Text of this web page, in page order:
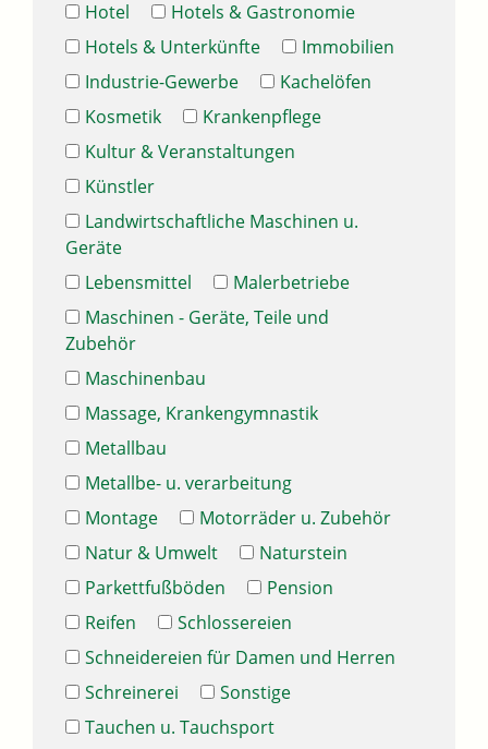
Hotel
Hotels & Gastronomie
Hotels & Unterkünfte
Immobilien
Industrie-Gewerbe
Kachelöfen
Kosmetik
Krankenpflege
Kultur & Veranstaltungen
Künstler
Landwirtschaftliche Maschinen u.
Geräte
Lebensmittel
Malerbetriebe
Maschinen - Geräte, Teile und
Zubehör
Maschinenbau
Massage, Krankengymnastik
Metallbau
Metallbe- u. verarbeitung
Montage
Motorräder u. Zubehör
Natur & Umwelt
Naturstein
Parkettfußböden
Pension
Reifen
Schlossereien
Schneidereien für Damen und Herren
Schreinerei
Sonstige
Tauchen u. Tauchsport